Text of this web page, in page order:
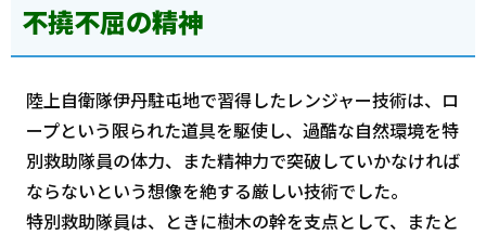
不撓不屈の精神
陸上自衛隊伊丹駐屯地で習得したレンジャー技術は、ロ
ープという限られた道具を駆使し、過酷な自然環境を特
別救助隊員の体力、また精神力で突破していかなければ
ならないという想像を絶する厳しい技術でした。
特別救助隊員は、ときに樹木の幹を支点として、またと